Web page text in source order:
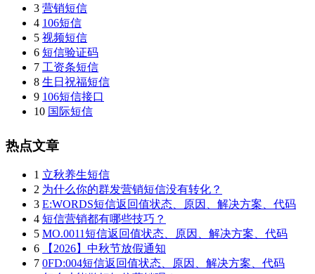
3 营销短信
4 106短信
5 视频短信
6 短信验证码
7 工资条短信
8 生日祝福短信
9 106短信接口
10 国际短信
热点文章
1 立秋养生短信
2 为什么你的群发营销短信没有转化？
3 E:WORDS短信返回值状态、原因、解决方案、代码
4 短信营销都有哪些技巧？
5 MO.0011短信返回值状态、原因、解决方案、代码
6
【2026】中秋节放假通知
7 0FD:004短信返回值状态、原因、解决方案、代码